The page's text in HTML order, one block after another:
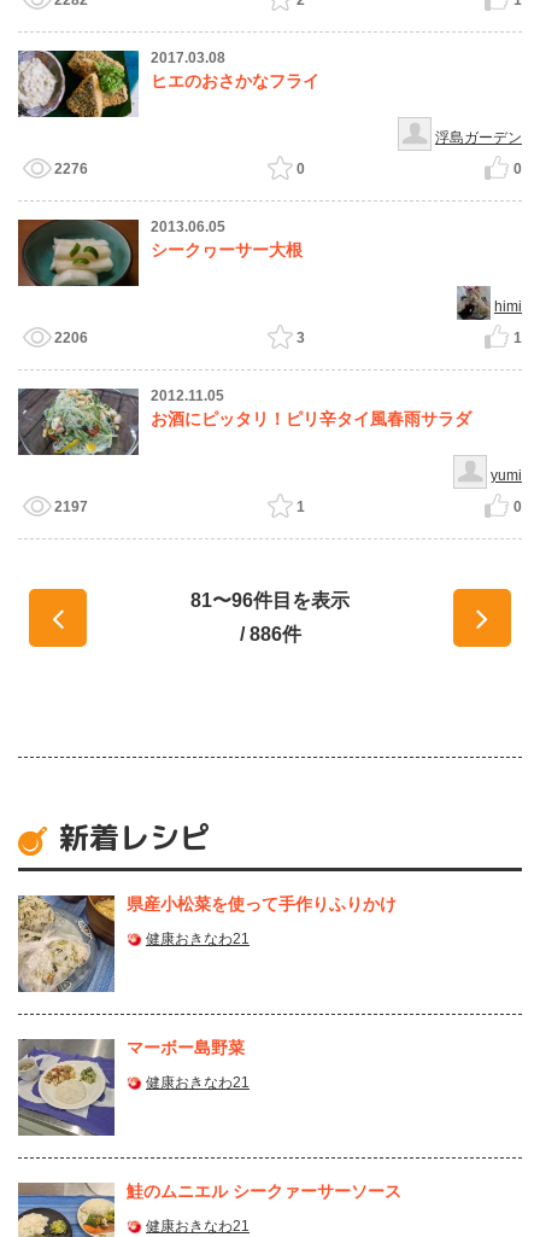
2017.03.08
ヒエのおさかなフライ
浮島ガーデン
2276
0 0
2013.06.05
シークヮーサー大根
himi
2206
3 1
2012.11.05
お酒にピッタリ！ピリ辛タイ風春雨サラダ
yumi
2197
1 0
81〜96件目を表示
/ 886件
新着レシピ
県産⼩松菜を使って⼿作りふりかけ
健康おきなわ21
マーボー島野菜
健康おきなわ21
鮭のムニエル シークァーサーソース
健康おきなわ21